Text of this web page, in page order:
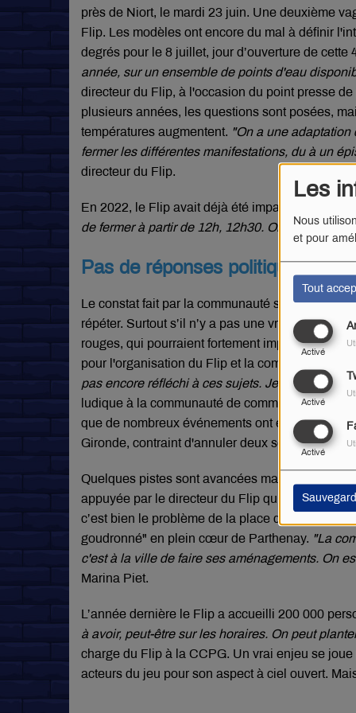
Les
Nous
et pour
Tout
Activé
Activé
Activé
près de Niort, le mardi 23 juin. Une deuxième
Flip. Les modèles ont encore du mal à définir
degrés pour le 8 juillet, jour d’ouverture de cette
année, sur un ensemble de points d'eau
directeur du Flip, à l'occasion du point presse de
plusieurs années, les questions sont posées,
températures augmentent. "On a une
fermer les différentes manifestations, du à un
directeur du Flip.
En 2022, le Flip avait déjà été impacté,
de fermer à partir de 12h, 12h30. On pouvait
Pas de réponses politiques sur
Le constat fait par la communauté scientifique
répéter. Surtout s’il n’y a pas une vraie prise
rouges, qui pourraient fortement impacter le
pour l'organisation du Flip et la communauté de
pas encore réfléchi à ces sujets. Je ne sais pas."
ludique à la communauté de communes de
que de nombreux événements ont été annulés
Gironde, contraint d'annuler deux soirées.
Quelques pistes sont avancées malgré tout.
appuyée par le directeur du Flip qui avoue que
c’est bien le problème de la place du Drapeau,
goudronné" en plein cœur de Parthenay. "La
c'est à la ville de faire ses aménagements. On
Marina Piet.
L’année dernière le Flip a accueilli 200 000
à avoir, peut-être sur les horaires. On peut
charge du Flip à la CCPG. Un vrai enjeu se
acteurs du jeu pour son aspect à ciel ouvert.